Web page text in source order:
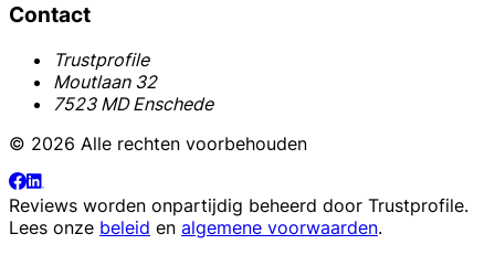
Contact
Trustprofile
Moutlaan 32
7523 MD Enschede
© 2026 Alle rechten voorbehouden
Reviews worden onpartijdig beheerd door Trustprofile.
Lees onze beleid en algemene voorwaarden.